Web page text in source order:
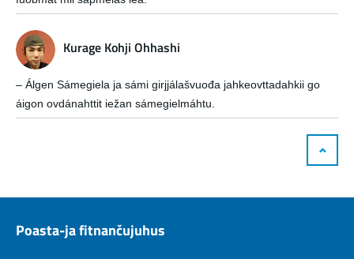
Kurage Kohji Ohhashi
– Álgen Sámegiela ja sámi girjjálašvuođa jahkeovttadahkii go
áigon ovdánahttit iežan sámegielmáhtu.
Poasta-ja fitnančujuhus